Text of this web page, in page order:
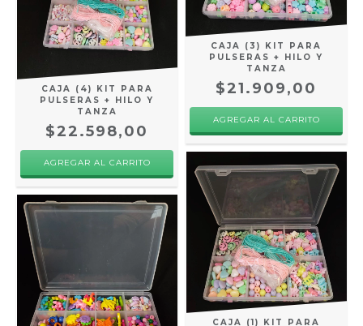
CAJA (4) KIT PARA
PULSERAS + HILO Y
TANZA
$22.598,00
CAJA (3) KIT PARA
PULSERAS + HILO Y
TANZA
$21.909,00
CAJA (1) KIT PARA